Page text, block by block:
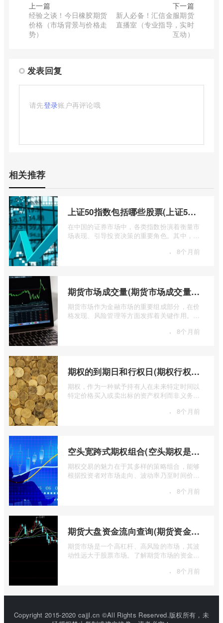
上一篇
经验之谈！今日橡胶期货
价格（市场背景与价格走
势）
下一篇
新人必备！汇信金服期货
直播室（专业指导，实时
互动）
发表回复
请先登录账户再评论哦
相关推荐
上证50指数包括哪些股票(上证50指数包含哪些股票)
在中国的证券市场中，各类指数扮演着衡量市
场表现、引导投资决策的重要角色。其中，上
· 8个月前
期货市场成交量(期货市场成交量萎缩)
期货市场作为金融市场的重要组成部分，在价
格发现、风险管理等方面发挥着关键作用。近
· 8个月前
期权的到期日和行权日(期权行权日到期虚值期权都将清零)
期权，作为一种赋予持有人在未来特定时间以
特定价格买入或卖出标的资产权利而非义务的
· 8个月前
空头宽跨式期权组合(空头期权是什么意思)
期权交易的魅力在于其多样的策略组合，能够
根据投资者对市场走向、波动率乃至时间价值
· 8个月前
期货大盘资金流向查询(期货资金流向查询)
期货市场是一个高杠杆、高风险的市场，其波
动性远大于股票市场。了解期货市场的资金流
· 8个月前
Copyright 2015-2020 cajjl.cn ©All Rights Reserved.版权所有，未